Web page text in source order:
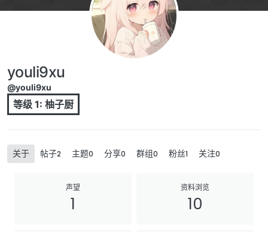
youli9xu
@youli9xu
等级 1: 柚子厨
关于 帖子2 主题0 分享0 群组0 粉丝1 关注0
声望
1
资料浏览
10